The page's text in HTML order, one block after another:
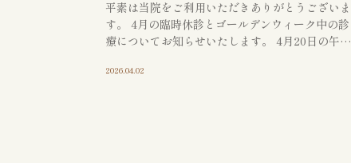
平素は当院をご利用いただきありがとうございま
す。 4月の臨時休診とゴールデンウィーク中の診
療についてお知らせいたします。 4月20日の午後
根巖医師一人の診療となります。通常の診 […]
2026.04.02